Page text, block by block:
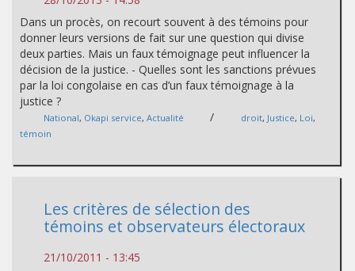
Dans un procès, on recourt souvent à des témoins pour
donner leurs versions de fait sur une question qui divise
deux parties. Mais un faux témoignage peut influencer la
décision de la justice. - Quelles sont les sanctions prévues
par la loi congolaise en cas d’un faux témoignage à la
justice ?
National, Okapi service, Actualité / droit, Justice, Loi,
témoin
Les critères de sélection des
témoins et observateurs électoraux
21/10/2011 - 13:45